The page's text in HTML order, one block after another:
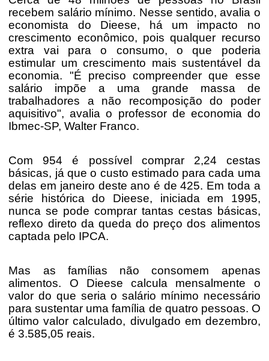
recebem salário mínimo. Nesse sentido, avalia o
economista do Dieese, há um impacto no
crescimento econômico, pois qualquer recurso
extra vai para o consumo, o que poderia
estimular um crescimento mais sustentável da
economia. "É preciso compreender que esse
salário impõe a uma grande massa de
trabalhadores a não recomposição do poder
aquisitivo", avalia o professor de economia do
Ibmec-SP, Walter Franco.
Com 954 é possível comprar 2,24 cestas
básicas, já que o custo estimado para cada uma
delas em janeiro deste ano é de 425. Em toda a
série histórica do Dieese, iniciada em 1995,
nunca se pode comprar tantas cestas básicas,
reflexo direto da queda do preço dos alimentos
captada pelo IPCA.
Mas as famílias não consomem apenas
alimentos. O Dieese calcula mensalmente o
valor do que seria o salário mínimo necessário
para sustentar uma família de quatro pessoas. O
último valor calculado, divulgado em dezembro,
é 3.585,05 reais.